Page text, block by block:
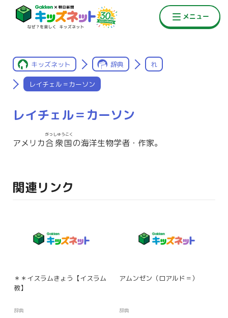
キッズネット 辞典 れ
レイチェル＝カーソン
レイチェル＝カーソン
アメリカ合衆国
がっしゅうこく
の海洋生物学者・作家。
関連リンク
＊＊イスラムきょう【イスラム
教】
辞典
アムンゼン（ロアルド＝）
辞典